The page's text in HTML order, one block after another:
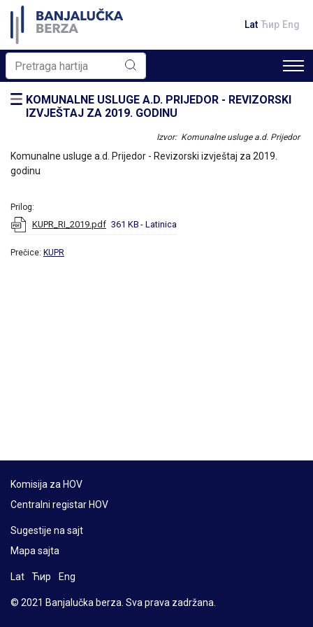
Lat Ћир Eng
KOMUNALNE USLUGE A.D. PRIJEDOR - REVIZORSKI
IZVJEŠTAJ ZA 2019. GODINU
Izvor: Komunalne usluge a.d. Prijedor
Komunalne usluge a.d. Prijedor - Revizorski izvještaj za 2019.
godinu
Prilog:
KUPR_RI_2019.pdf 361 KB - Latinica
Prečice: KUPR
Komisija za HOV
Centralni registar HOV
Sugestije na sajt
Mapa sajta
Lat Ћир Eng
© 2021 Banjalučka berza. Sva prava zadržana.